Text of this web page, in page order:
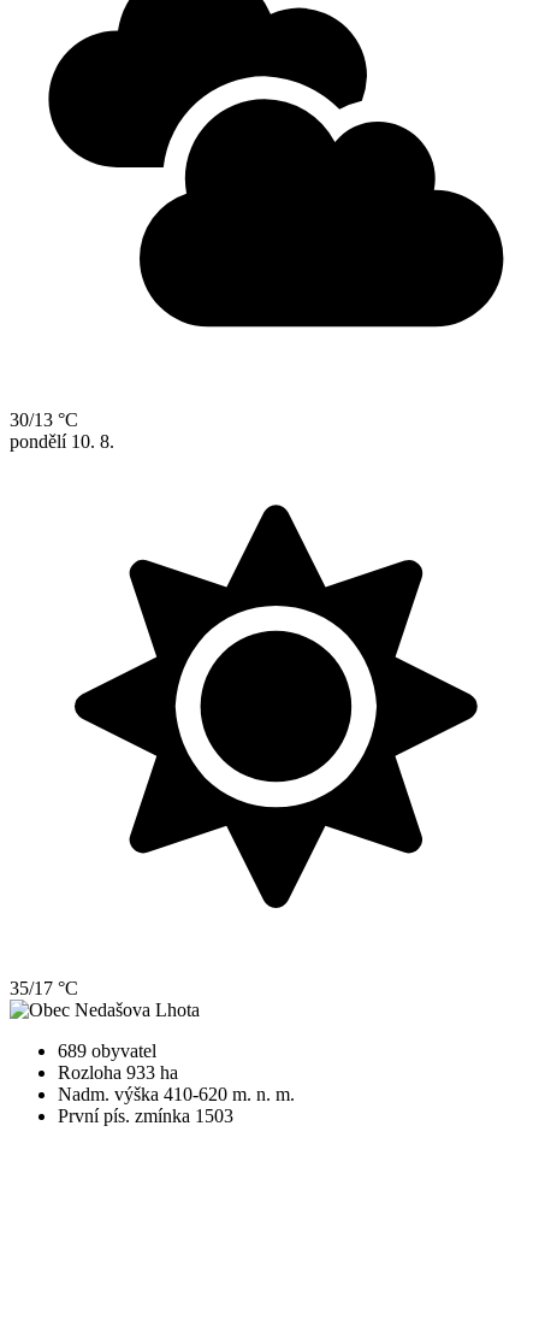
30/13 °C
pondělí 10. 8.
35/17 °C
689 obyvatel
Rozloha 933 ha
Nadm. výška 410-620 m. n. m.
První pís. zmínka 1503